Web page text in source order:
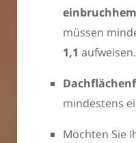
müssen
1,1 aufweisen.
mindestens
Möchten Sie